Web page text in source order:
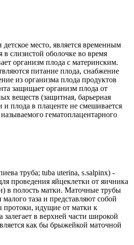
место, является временным
слизистой оболочке во время
организм плода с материнским.
питание плода, снабжение
из организма плода продуктов
защищает организм плода от
веществ (защитная, барьерная
плода в плаценте не смешивается
гематоплацентарного
труба; tuba uterina, s.salpinx) -
проведения яйцеклетки от яичника
в полость матки. Маточные трубы
таза и представляют собой
идущие от матки к
в верхней части широкой
как бы брыжейкой маточной